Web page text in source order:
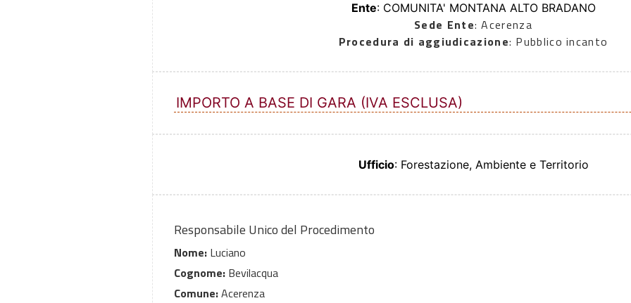
Ente: COMUNITA' MONTANA ALTO BRADANO
Sede Ente: Acerenza
Procedura di aggiudicazione: Pubblico incanto
IMPORTO A BASE DI GARA (IVA ESCLUSA)
Ufficio: Forestazione, Ambiente e Territorio
Responsabile Unico del Procedimento
Nome: Luciano
Cognome: Bevilacqua
Comune:Acerenza